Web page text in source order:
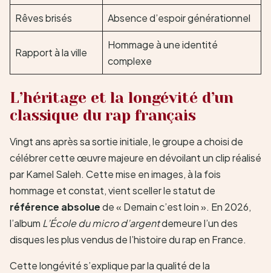
Rêves brisés Absence d’espoir générationnel
Rapport à la ville
Hommage à une identité
complexe
L’héritage et la longévité d’un
classique du rap français
Vingt ans après sa sortie initiale, le groupe a choisi de
célébrer cette œuvre majeure en dévoilant un clip réalisé
par Kamel Saleh. Cette mise en images, à la fois
hommage et constat, vient sceller le statut de
référence absoluede « Demain c’est loin ». En 2026,
l’album L’École du micro d’argentdemeure l’un des
disques les plus vendus de l’histoire du rap en France.
Cette longévité s’explique par la qualité de la